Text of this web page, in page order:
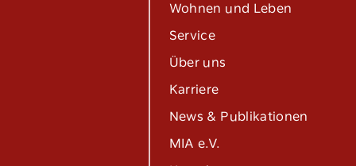
Wohnen und Leben
Service
Über uns
Karriere
News & Publikationen
MIA e.V.